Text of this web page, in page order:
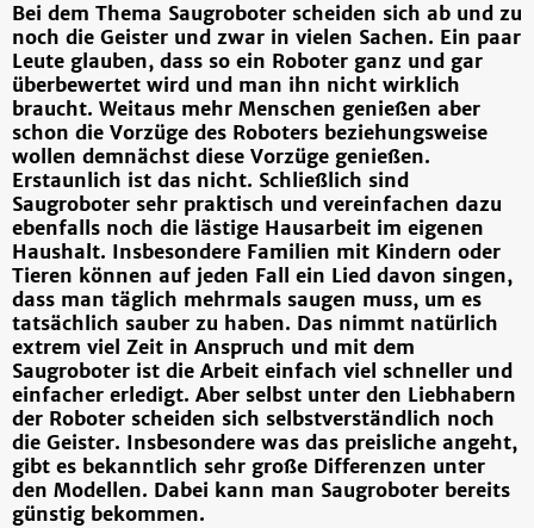
Bei dem Thema Saugroboter scheiden sich ab und zu
noch die Geister und zwar in vielen Sachen. Ein paar
Leute glauben, dass so ein Roboter ganz und gar
überbewertet wird und man ihn nicht wirklich
braucht. Weitaus mehr Menschen genießen aber
schon die Vorzüge des Roboters beziehungsweise
wollen demnächst diese Vorzüge genießen.
Erstaunlich ist das nicht. Schließlich sind
Saugroboter sehr praktisch und vereinfachen dazu
ebenfalls noch die lästige Hausarbeit im eigenen
Haushalt. Insbesondere Familien mit Kindern oder
Tieren können auf jeden Fall ein Lied davon singen,
dass man täglich mehrmals saugen muss, um es
tatsächlich sauber zu haben. Das nimmt natürlich
extrem viel Zeit in Anspruch und mit dem
Saugroboter ist die Arbeit einfach viel schneller und
einfacher erledigt. Aber selbst unter den Liebhabern
der Roboter scheiden sich selbstverständlich noch
die Geister. Insbesondere was das preisliche angeht,
gibt es bekanntlich sehr große Differenzen unter
den Modellen. Dabei kann man Saugroboter bereits
günstig bekommen.